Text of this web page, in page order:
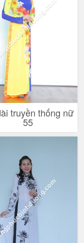
truyền thống nữ
55